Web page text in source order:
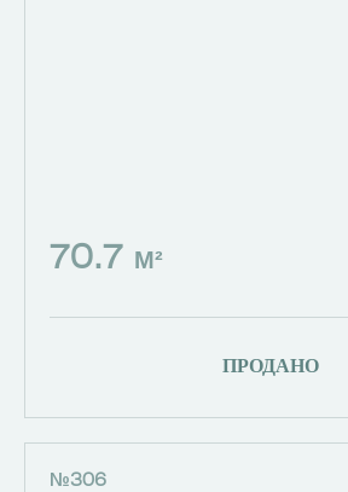
70.7 М²
ПРОДАНО
№306